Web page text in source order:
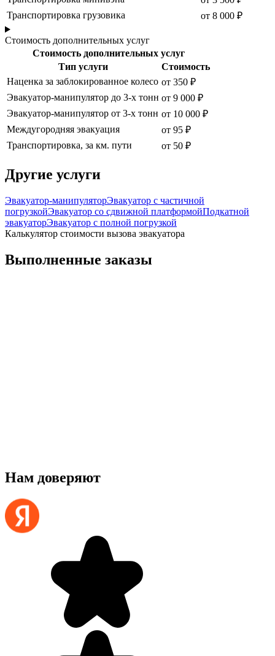
Транспортировка грузовика
от 8 000 ₽
Стоимость дополнительных услуг
Стоимость дополнительных услуг
Тип услуги
Стоимость
Наценка за заблокированное колесо от 350 ₽
Эвакуатор-манипулятор до 3-х тонн от 9 000 ₽
Эвакуатор-манипулятор от 3-х тонн от 10 000 ₽
Междугородняя эвакуация
от 95 ₽
Транспортировка, за км. пути
от 50 ₽
Другие услуги
Эвакуатор-манипуляторЭвакуатор с частичной
погрузкойЭвакуатор со сдвижной платформойПодкатной
эвакуаторЭвакуатор с полной погрузкой
Калькулятор стоимости вызова эвакуатора
Выполненные заказы
Нам доверяют